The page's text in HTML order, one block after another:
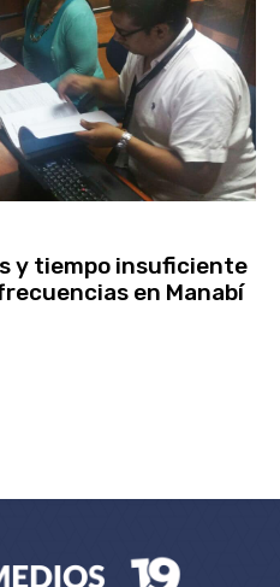
y tiempo insuficiente
en Manabí